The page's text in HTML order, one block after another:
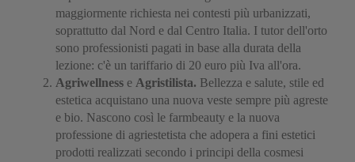
maggiormente richiesta nei contesti più urbanizzati,
soprattutto dal Nord e dal Centro Italia. I tutor dell'orto
sono professionisti pagati in base alla durata della
lezione: c'è un tariffario di 20 euro più Iva all'ora.
Agriwellness e Agristilista. Bellezza e salute, stile ed
estetica acquistano una nuova veste sempre più agreste
e bio. Nascono così le farmbeauty e la nuova
professione di agriestetista che adopera a fini estetici
prodotti realizzati secondo i principi della cosmesi